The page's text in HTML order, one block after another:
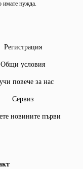
имате нужда.
Регистрация
Общи условия
повече за нас
Сервиз
новините първи